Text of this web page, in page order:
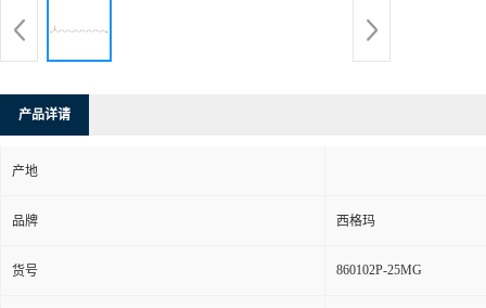
产品详请
产地
品牌 西格玛
货号 860102P-25MG